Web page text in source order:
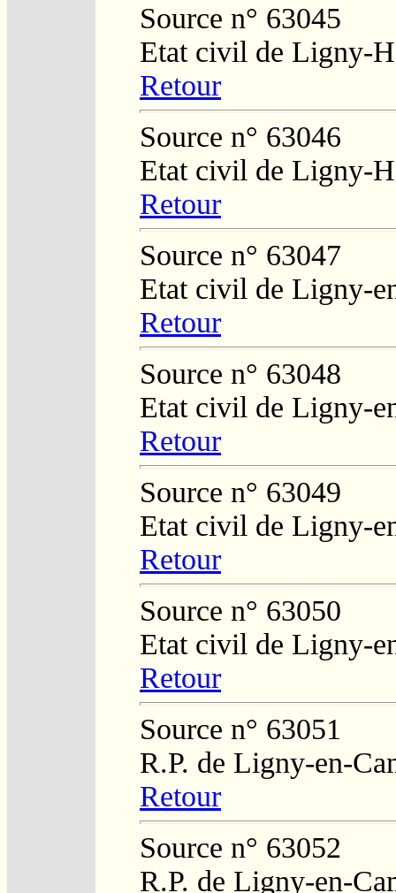
Source n° 63045
Etat civil de Ligny-
Retour
Source n° 63046
Etat civil de Ligny-
Retour
Source n° 63047
Etat civil de Ligny-
Retour
Source n° 63048
Etat civil de Ligny-
Retour
Source n° 63049
Etat civil de Ligny-
Retour
Source n° 63050
Etat civil de Ligny-
Retour
Source n° 63051
R.P. de Ligny-en-
Retour
Source n° 63052
R.P. de Ligny-en-